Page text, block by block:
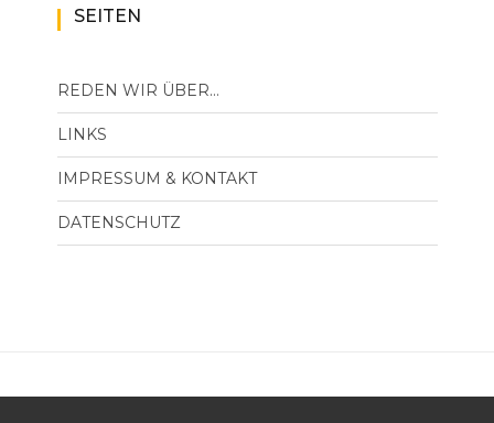
SEITEN
REDEN WIR ÜBER…
LINKS
IMPRESSUM & KONTAKT
DATENSCHUTZ